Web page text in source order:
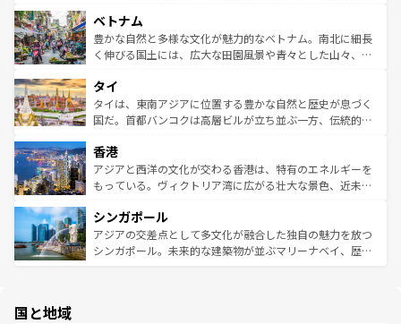
参照してほしい。
容にもいいと評判のスイーツなど、バラエティ豊かな料理
が味わえる。 なお、新着の台湾情報は コンテンツ一覧を参
照してほしい。
き、地方に足を延ばせば四季折々の自然美を楽しむことが
できる。そして、キムチや焼肉、絶品のストリートフード
まで、さまざまな韓国料理が待っている。夜には、韓国な
リティに包まれながら、韓国の多彩な魅力を心ゆくまで味
わってみてほしい。 なお、新着の韓国情報はコンテンツ一
覧を参照してほしい。
ベトナム
豊かな自然と多様な文化が魅力的なベトナム。南北に細長
く伸びる国土には、広大な田園風景や青々とした山々、世
急速な発展と共に伝統が息づく。ハノイの古い町並みやホ
ーチミン市のフランス統治時代の建物も、独特の雰囲気を
醸し出している。また、バラエティの豊かさとおいしさで
とつ。フォーやバインミー、ベトナムコーヒーなどは、ぜ
ひ現地で味わいたい。どの地域を訪れてもあたたかい人々
が旅行者を迎えてくれるので、きっと忘れられない旅にな
参照してほしい。
タイ
タイは、東南アジアに位置する豊かな自然と歴史が息づく
国だ。首都バンコクは高層ビルが立ち並ぶ一方、伝統的な
の活気が交差している。北部ではチェンマイなどの山岳地
帯で自然と触れ合い、南部ではプーケットやクラビの美し
いビーチでリゾート気分を楽しむことができる。タイ料理
激する。気候は一年中温暖で、どの季節にも異なる楽しみ
が待っている。親しみやすいタイの人々、仏教を中心とし
た文化、そして多様な観光資源が、訪れる旅人を魅了し続
香港
アジアと西洋の文化が交わる香港は、特有のエネルギーを
もっている。ヴィクトリア湾に広がる壮大な景色、近未来
み、どこを訪れても感動するはず。観光スポットが密集し
ており、効率よく見どころを回れるのも魅力。息をのむよ
うな絶景から文化的な体験まで、香港を存分に楽しみ尽く
シンガポール
アジアの交差点として多文化が融合した独自の魅力を放つ
シンガポール。未来的な建築物が並ぶマリーナベイ、歴史
国と地域